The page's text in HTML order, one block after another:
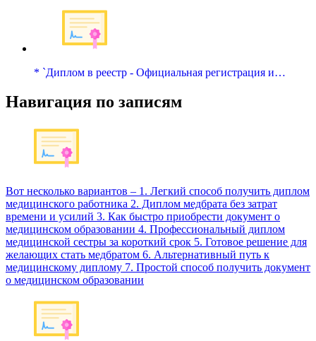
* `Диплом в реестр - Официальная регистрация и…
Навигация по записям
Вот несколько вариантов – 1. Легкий способ получить диплом
медицинского работника 2. Диплом медбрата без затрат
времени и усилий 3. Как быстро приобрести документ о
медицинском образовании 4. Профессиональный диплом
медицинской сестры за короткий срок 5. Готовое решение для
желающих стать медбратом 6. Альтернативный путь к
медицинскому диплому 7. Простой способ получить документ
о медицинском образовании